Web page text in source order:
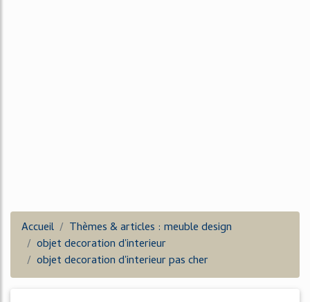
Accueil
Thèmes & articles : meuble design
objet decoration d'interieur
objet decoration d'interieur pas cher